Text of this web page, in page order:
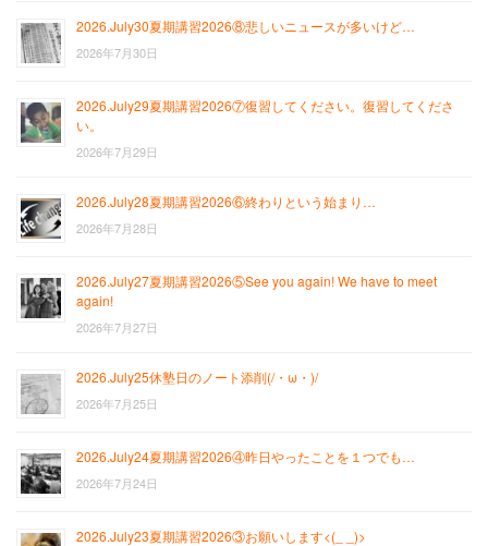
2026.July30夏期講習2026⑧悲しいニュースが多いけど…
2026年7月30日
2026.July29夏期講習2026⑦復習してください。復習してくださ
い。
2026年7月29日
2026.July28夏期講習2026⑥終わりという始まり…
2026年7月28日
2026.July27夏期講習2026⑤See you again! We have to meet
again!
2026年7月27日
2026.July25休塾日のノート添削(/・ω・)/
2026年7月25日
2026.July24夏期講習2026④昨日やったことを１つでも…
2026年7月24日
2026.July23夏期講習2026③お願いします<(_ _)>